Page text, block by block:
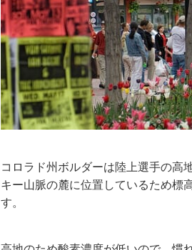
コロラド州ボルダーは陸上選手の高
キー山脈の麓に位置しているため標
す。